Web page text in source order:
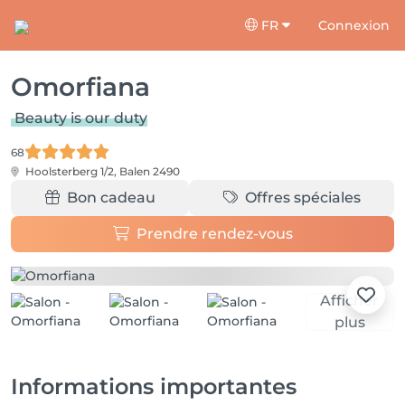
FR Connexion
Omorfiana
Beauty is our duty
68
Hoolsterberg 1/2, Balen 2490
Bon cadeau Offres spéciales
Prendre rendez-vous
Afficher
plus
Informations importantes